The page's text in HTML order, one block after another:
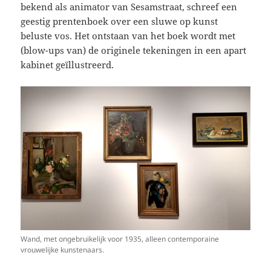
bekend als animator van Sesamstraat, schreef een
geestig prentenboek over een sluwe op kunst
beluste vos. Het ontstaan van het boek wordt met
(blow-ups van) de originele tekeningen in een apart
kabinet geïllustreerd.
Wand, met ongebruikelijk voor 1935, alleen contemporaine
vrouwelijke kunstenaars.